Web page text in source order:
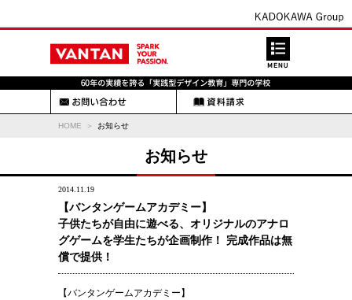
HOME お知らせ
お知らせ
2014.11.19
【バンタンゲームアカデミー】
子供たちが自由に遊べる、オリジナルのアナロ
グゲームを学生たちが企画制作！ 完成作品は無
償で提供！
【バンタンゲームアカデミー】